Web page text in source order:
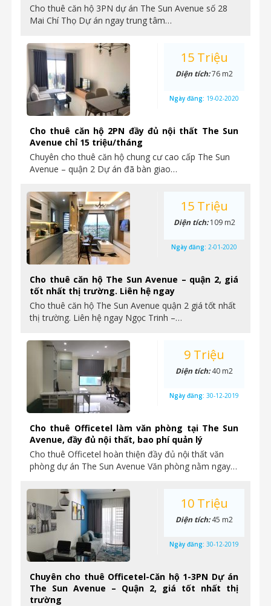
Cho thuê căn hộ 3PN dự án The Sun Avenue số 28
Mai Chí Thọ Dự án ngay trung tâm…
Cho thuê căn hộ 2PN đầy đủ nội thất The Sun
Avenue chỉ 15 triệu/tháng
Chuyên cho thuê căn hộ chung cư cao cấp The Sun
Avenue – quận 2 Dự án đã bàn giao…
15 Triệu
Diện tích:76 m2
Ngày đăng: 19-02-2020
Cho thuê căn hộ The Sun Avenue – quận 2, giá
tốt nhất thị trường. Liên hệ ngay
Cho thuê căn hộ The Sun Avenue quận 2 giá tốt nhất
thị trường. Liên hệ ngay Ngọc Trinh –…
15 Triệu
Diện tích:109 m2
Ngày đăng: 2-01-2020
Cho thuê Officetel làm văn phòng tại The Sun
Avenue, đầy đủ nội thất, bao phí quản lý
Cho thuê Officetel hoàn thiện đầy đủ nội thất văn
phòng dự án The Sun Avenue Văn phòng nằm ngay…
9 Triệu
Diện tích:40 m2
Ngày đăng: 30-12-2019
Chuyên cho thuê Officetel-Căn hộ 1-3PN Dự án
The Sun Avenue – Quận 2, giá tốt nhất thị
trường
10 Triệu
Diện tích:45 m2
Ngày đăng: 30-12-2019